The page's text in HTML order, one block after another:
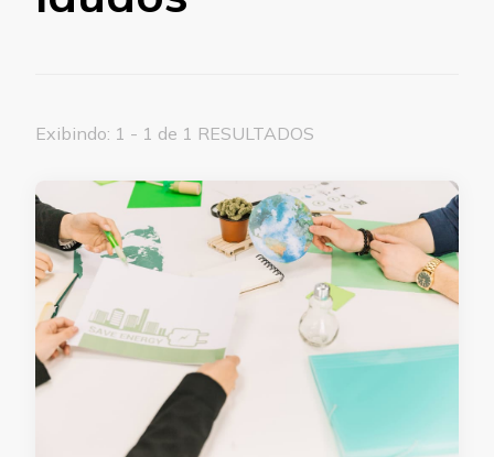
Exibindo: 1 - 1 de 1 RESULTADOS